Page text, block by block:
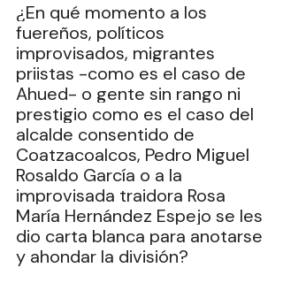
¿En qué momento a los
fuereños, políticos
improvisados, migrantes
priistas -como es el caso de
Ahued- o gente sin rango ni
prestigio como es el caso del
alcalde consentido de
Coatzacoalcos, Pedro Miguel
Rosaldo García o a la
improvisada traidora Rosa
María Hernández Espejo se les
dio carta blanca para anotarse
y ahondar la división?